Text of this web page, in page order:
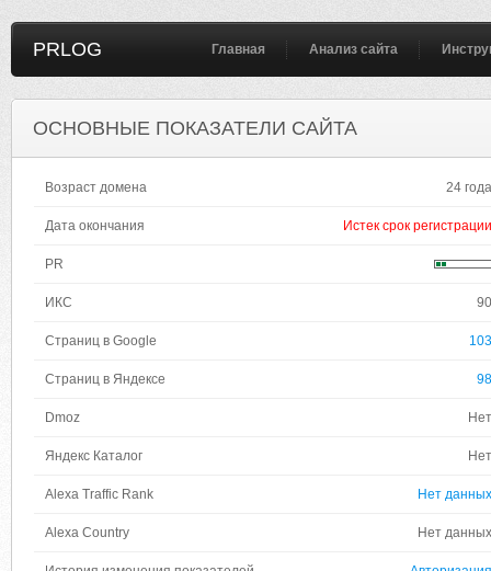
PRLOG Главная Анализ сайта
ОСНОВНЫЕ ПОКАЗАТЕЛИ САЙТА
Возраст домена 24 года
Дата окончания Истек срок регистрации
PR
ИКС 90
Страниц в Google 103
Страниц в Яндексе 98
Dmoz Нет
Яндекс Каталог Нет
Alexa Traffic Rank Нет данных
Alexa Country Нет данных